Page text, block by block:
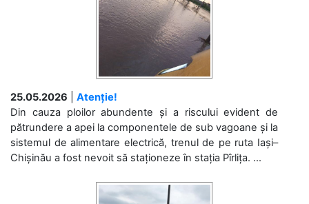
25.05.2026
Atenție!
Din cauza ploilor abundente și a riscului evident de
pătrundere a apei la componentele de sub vagoane și la
sistemul de alimentare electrică, trenul de pe ruta Iași–
Chișinău a fost nevoit să staționeze în stația Pîrlița. ...